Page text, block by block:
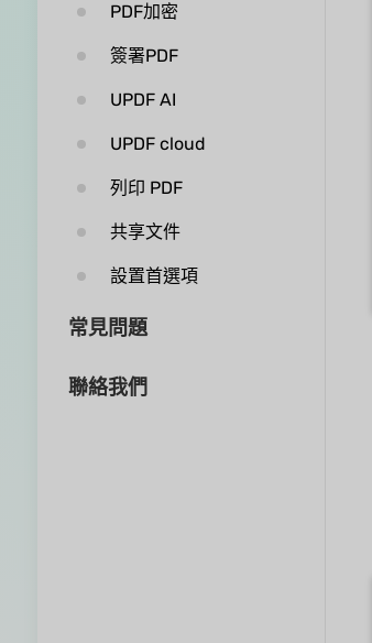
PDF加密
簽署PDF
UPDF AI
UPDF cloud
列印 PDF
共享文件
設置首選項
常見問題
聯絡我們